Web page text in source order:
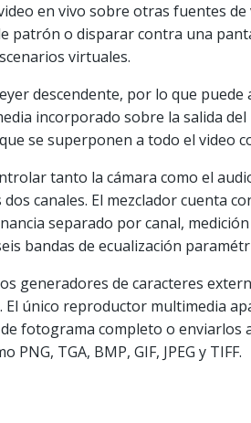
en vivo sobre otras fuentes
patrón o disparar contra una
virtuales.
descendente, por lo que
incorporado sobre la salida
se superponen a todo el video
tanto la cámara como el
canales. El mezclador cuenta
separado por canal,
bandas de ecualización
generadores de caracteres
único reproductor multimedia
fotograma completo o
TGA, BMP, GIF, JPEG y TIFF.